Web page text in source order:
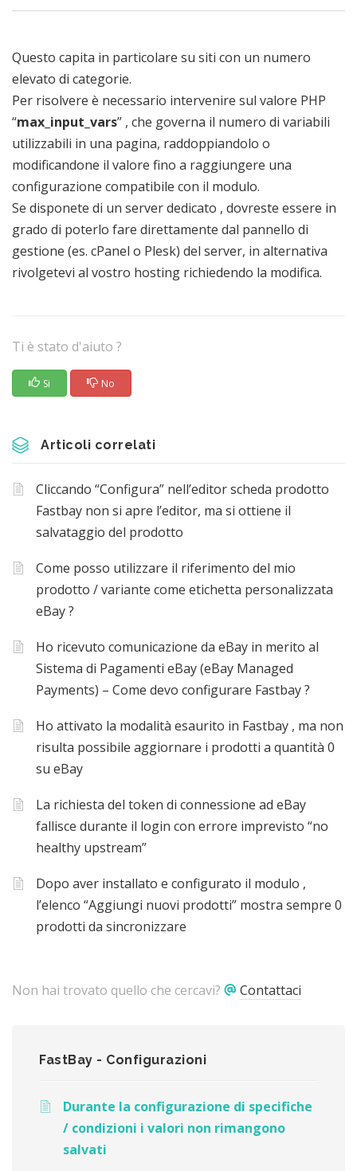
Questo capita in particolare su siti con un numero
elevato di categorie.
Per risolvere è necessario intervenire sul valore PHP
“max_input_vars” , che governa il numero di variabili
utilizzabili in una pagina, raddoppiandolo o
modificandone il valore fino a raggiungere una
configurazione compatibile con il modulo.
Se disponete di un server dedicato , dovreste essere in
grado di poterlo fare direttamente dal pannello di
gestione (es. cPanel o Plesk) del server, in alternativa
rivolgetevi al vostro hosting richiedendo la modifica.
Ti è stato d'aiuto ?
Si No
Articoli correlati
Cliccando “Configura” nell’editor scheda prodotto
Fastbay non si apre l’editor, ma si ottiene il
salvataggio del prodotto
Come posso utilizzare il riferimento del mio
prodotto / variante come etichetta personalizzata
eBay ?
Ho ricevuto comunicazione da eBay in merito al
Sistema di Pagamenti eBay (eBay Managed
Payments) – Come devo configurare Fastbay ?
Ho attivato la modalità esaurito in Fastbay , ma non
risulta possibile aggiornare i prodotti a quantità 0
su eBay
La richiesta del token di connessione ad eBay
fallisce durante il login con errore imprevisto “no
healthy upstream”
Dopo aver installato e configurato il modulo ,
l’elenco “Aggiungi nuovi prodotti” mostra sempre 0
prodotti da sincronizzare
Non hai trovato quello che cercavi? Contattaci
FastBay - Configurazioni
Durante la configurazione di specifiche
/ condizioni i valori non rimangono
salvati